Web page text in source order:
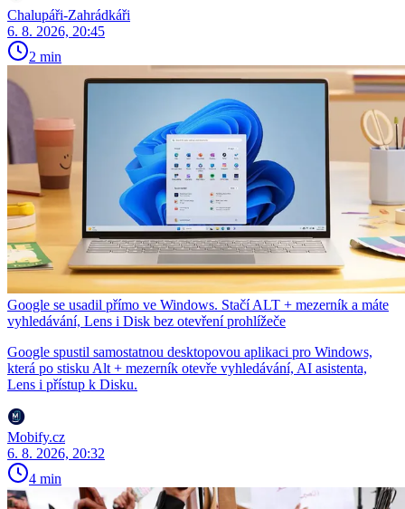
Chalupáři-Zahrádkáři
6. 8. 2026, 20:45
2 min
Google se usadil přímo ve Windows. Stačí ALT + mezerník a máte
vyhledávání, Lens i Disk bez otevření prohlížeče
Google spustil samostatnou desktopovou aplikaci pro Windows,
která po stisku Alt + mezerník otevře vyhledávání, AI asistenta,
Lens i přístup k Disku.
Mobify.cz
6. 8. 2026, 20:32
4 min